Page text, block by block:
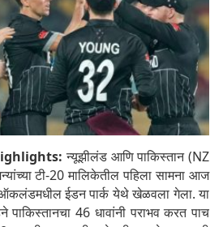
न्यूझीलंड आणि पाकिस्तान (NZ
टी-20 मालिकेतील पहिला सामना आज
ऑकलंडमधील ईडन पार्क येथे खेळवला गेला. या
पाकिस्तानचा 46 धावांनी पराभव करत पाच